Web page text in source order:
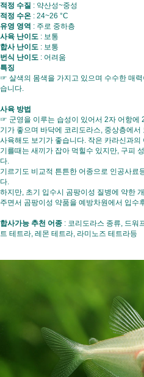
적정 수질 : 약산성~중성
적정 수온 : 24~26 °C
유영 영역 : 주로 중하층
사육 난이도 : 보통
합사 난이도 : 보통
번식 난이도 : 어려움
특징
☞ 살색의 몸색을 가지고 있으며 수수한 매
습니다.
사육 방법
☞ 군영을 이루는 습성이 있어서 2자 어항에
기가 좋으며 바닥에 코리도라스, 중상층에
사육해도 보기가 좋습니다. 작은 카라신과
기를때는 새끼가 잡아 먹힐수 있지만, 구피
다.
기르기도 비교적 튼튼한 어종으로 인공사료
다.
하지만, 초기 입수시 곰팡이성 질병에 약한
주면서 곰팡이성 약품을 예방차원에서 입수
합사가능 추천 어종 : 코리도라스 종류, 드워
트 테트라, 레몬 테트라, 라미노즈 테트라등